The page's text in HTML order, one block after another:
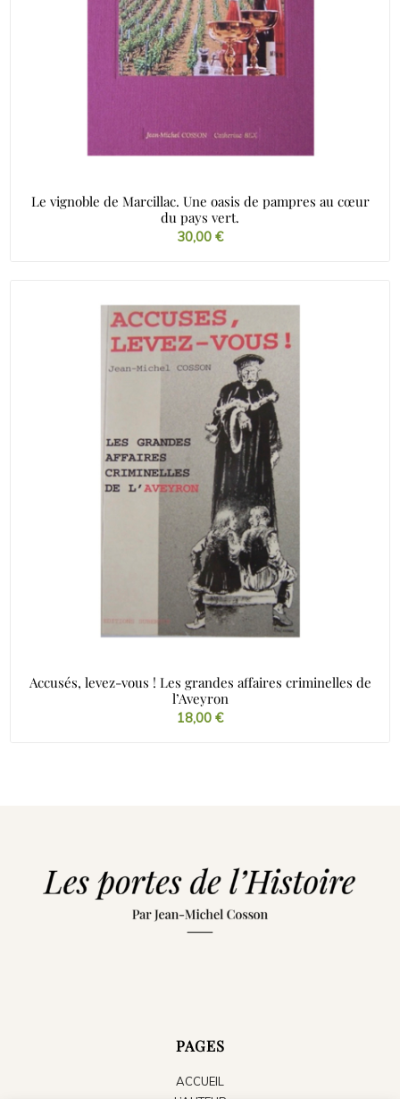
Le vignoble de Marcillac. Une oasis de pampres au cœur
du pays vert.
30,00 €
Accusés, levez-vous ! Les grandes affaires criminelles de
l’Aveyron
18,00 €
PAGES
ACCUEIL